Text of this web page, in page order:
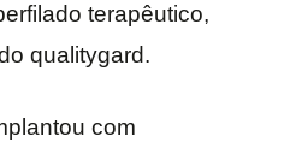
terapêutico,
qualitygard.
com